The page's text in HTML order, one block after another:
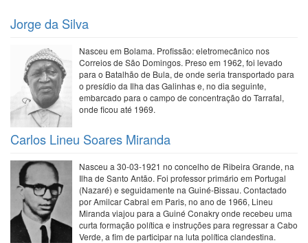
Jorge da Silva
Nasceu em Bolama. Profissão: eletromecânico nos
Correios de São Domingos. Preso em 1962, foi levado
para o Batalhão de Bula, de onde seria transportado para
o presídio da Ilha das Galinhas e, no dia seguinte,
embarcado para o campo de concentração do Tarrafal,
onde ficou até 1969.
Carlos Lineu Soares Miranda
Nasceu a 30-03-1921 no concelho de Ribeira Grande, na
Ilha de Santo Antão. Foi professor primário em Portugal
(Nazaré) e seguidamente na Guiné-Bissau. Contactado
por Amilcar Cabral em Paris, no ano de 1966, Lineu
Miranda viajou para a Guiné Conakry onde recebeu uma
curta formação política e instruções para regressar a Cabo
Verde, a fim de participar na luta política clandestina.